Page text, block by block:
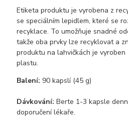
Etiketa produktu je vyrobena z
se speciálním lepidlem, které se
recyklace. To umožňuje snadné
takže oba prvky lze recyklovat a
produktu na lahvičkách je
plastu.
Balení: 90 kapslí (45 g)
Dávkování: Berte 1-3 kapsle
doporučení lékaře.